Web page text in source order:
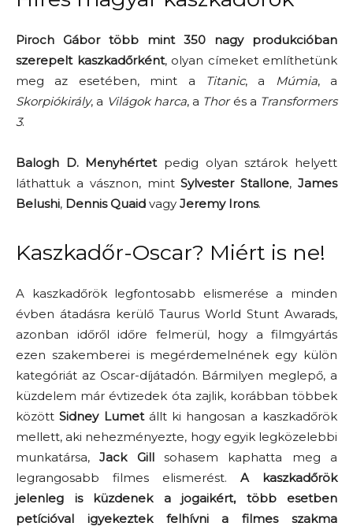
Piroch Gábor több mint 350 nagy produkcióban
szerepelt kaszkadőrként, olyan címeket említhetünk
meg az esetében, mint a
Titanic, a Múmia, a
Skorpiókirály, a Világok harca, a Thorés a Transformers
3.
Balogh D. Menyhértetpedig olyan sztárok helyett
láthattuk a vásznon, mintSylvester Stallone,James
Belushi, Dennis Quaid vagy Jeremy Irons.
Kaszkadőr-Oscar? Miért is ne!
A kaszkadőrök legfontosabb elismerése a minden
évben átadásra kerülő Taurus World Stunt Awarads,
azonban időről időre felmerül, hogy a filmgyártás
ezen szakemberei is megérdemelnének egy külön
kategóriát az Oscar-díjátadón. Bármilyen meglepő, a
küzdelem már évtizedek óta zajlik, korábban többek
közöttSidney Lumetállt ki hangosan a kaszkadőrök
mellett, aki nehezményezte, hogy egyik legközelebbi
munkatársa,Jack Gillsohasem kaphatta meg a
legrangosabb filmes elismerést. A kaszkadőrök
jelenleg is küzdenek a jogaikért, több esetben
petícióval igyekeztek felhívni a filmes szakma